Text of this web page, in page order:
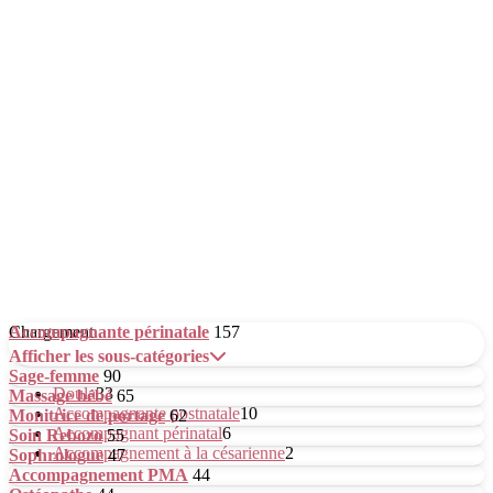
Chargement...
Accompagnante périnatale 157
Afficher les sous-catégories
Doula33
Accompagnante postnatale10
Accompagnant périnatal6
Accompagnement à la césarienne2
Sage-femme 90
Massage bébé 65
Monitrice de portage 62
Soin Rebozo 55
Sophrologue 47
Accompagnement PMA 44